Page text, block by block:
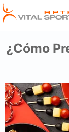
¿Cómo